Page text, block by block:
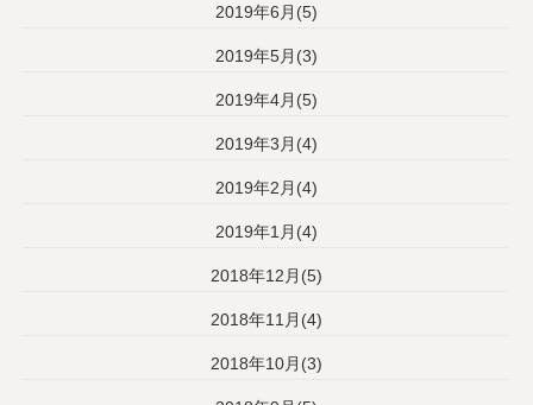
2019年6月(5)
2019年5月(3)
2019年4月(5)
2019年3月(4)
2019年2月(4)
2019年1月(4)
2018年12月(5)
2018年11月(4)
2018年10月(3)